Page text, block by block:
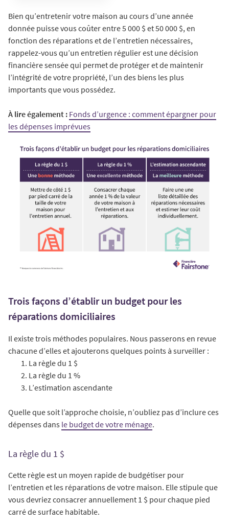
Bien qu’entretenir votre maison au cours d’une année
donnée puisse vous coûter entre 5 000 $ et 50 000 $, en
fonction des réparations et de l’entretien nécessaires,
rappelez-vous qu’un entretien régulier est une décision
financière sensée qui permet de protéger et de maintenir
l’intégrité de votre propriété, l’un des biens les plus
importants que vous possédez.
À lire également : Fonds d’urgence : comment épargner pour
les dépenses imprévues
Trois façons d’établir un budget pour les
réparations domiciliaires
Il existe trois méthodes populaires. Nous passerons en revue
chacune d’elles et ajouterons quelques points à surveiller :
La règle du 1 $
La règle du 1 %
L’estimation ascendante
Quelle que soit l’approche choisie, n’oubliez pas d’inclure ces
dépenses dans le budget de votre ménage.
La règle du 1 $
Cette règle est un moyen rapide de budgétiser pour
l’entretien et les réparations de votre maison. Elle stipule que
vous devriez consacrer annuellement 1 $ pour chaque pied
carré de surface habitable.